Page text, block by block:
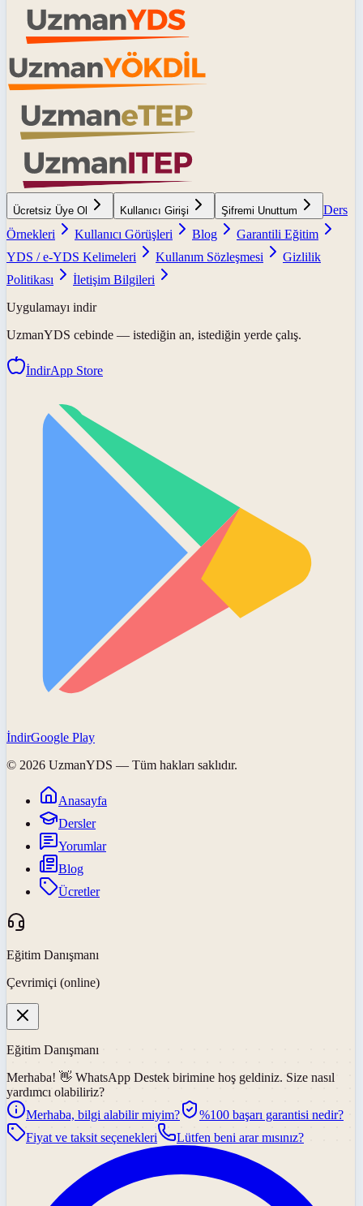
Ücretsiz Üye Ol Kullanıcı Girişi Şifremi Unuttum
Ders
Örnekleri
Kullanıcı Görüşleri Blog
Garantili Eğitim
YDS / e-YDS Kelimeleri
Kullanım Sözleşmesi
Gizlilik
Politikası
İletişim Bilgileri
Uygulamayı indir
UzmanYDS cebinde — istediğin an, istediğin yerde çalış.
İndirApp Store
İndirGoogle Play
© 2026 UzmanYDS — Tüm hakları saklıdır.
Anasayfa
Dersler
Yorumlar
Blog
Ücretler
Eğitim Danışmanı
Çevrimiçi (online)
Eğitim Danışmanı
Merhaba! 👋 WhatsApp Destek birimine hoş geldiniz. Size nasıl
yardımcı olabiliriz?
Merhaba, bilgi alabilir miyim?
%100 başarı garantisi nedir?
Fiyat ve taksit seçenekleri
Lütfen beni arar mısınız?